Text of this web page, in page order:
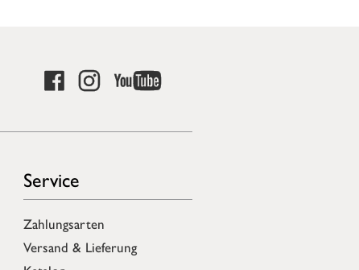
Service
Zahlungsarten
Versand & Lieferung